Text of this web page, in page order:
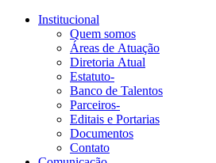
Institucional
Quem somos
Áreas de Atuação
Diretoria Atual
Estatuto-
Banco de Talentos
Parceiros-
Editais e Portarias
Documentos
Contato